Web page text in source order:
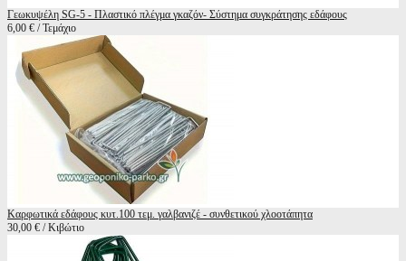
Γεωκυψέλη SG-5 - Πλαστικό πλέγμα γκαζόν- Σύστημα συγκράτησης εδάφους
6,00 € / Τεμάχιο
Καρφωτικά εδάφους κυτ.100 τεμ. γαλβανιζέ - συνθετικού χλοοτάπητα
30,00 € / Κιβώτιο